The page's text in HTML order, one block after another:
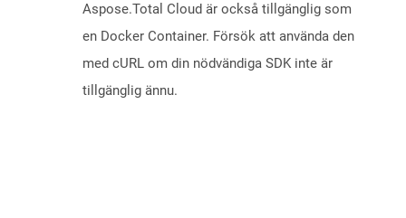
Aspose.Total Cloud är också tillgänglig som
en Docker Container. Försök att använda den
med cURL om din nödvändiga SDK inte är
tillgänglig ännu.